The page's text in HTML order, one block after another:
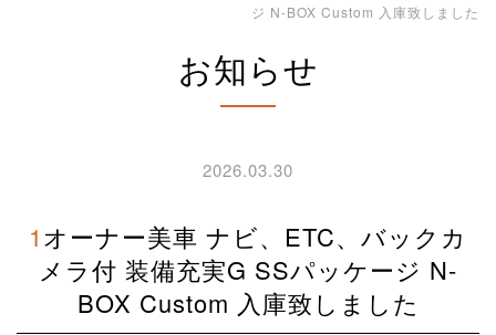
ジ N-BOX Custom 入庫致しました
お知らせ
2026.03.30
1オーナー美車 ナビ、ETC、バックカ
メラ付 装備充実G SSパッケージ N-
BOX Custom 入庫致しました